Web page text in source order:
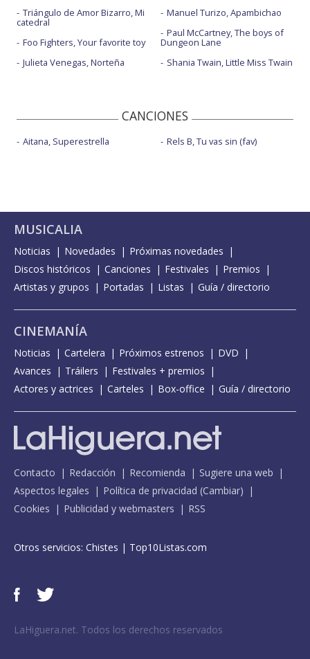
Triángulo de Amor Bizarro, Mi
catedral
Foo Fighters, Your favorite toy
Julieta Venegas, Norteña
Manuel Turizo, Apambichao
Paul McCartney, The boys of
Dungeon Lane
Shania Twain, Little Miss Twain
CANCIONES
Aitana, Superestrella Rels B, Tu vas sin (fav)
MUSICALIA
Noticias Novedades
Próximas novedades
Discos históricos
Canciones Festivales
Premios
Artistas y grupos
Portadas Listas Guía / directorio
CINEMANÍA
Noticias Cartelera Próximos estrenos
DVD
Avances
Tráilers
Festivales + premios
Actores y actrices
Carteles Box-office Guía / directorio
Contacto Redacción Recomienda
Sugiere una web
Aspectos legales
Política de privacidad (Cambiar)
Cookies
Publicidad y webmasters RSS
Otros servicios: Chistes | Top10Listas.com
LaHiguera.net. Todos los derechos reservados